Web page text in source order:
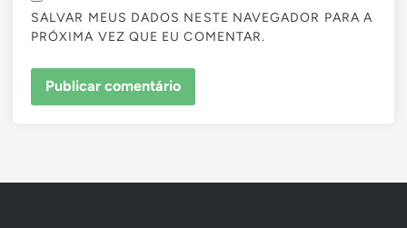
SALVAR MEUS DADOS NESTE NAVEGADOR PARA A
PRÓXIMA VEZ QUE EU COMENTAR.